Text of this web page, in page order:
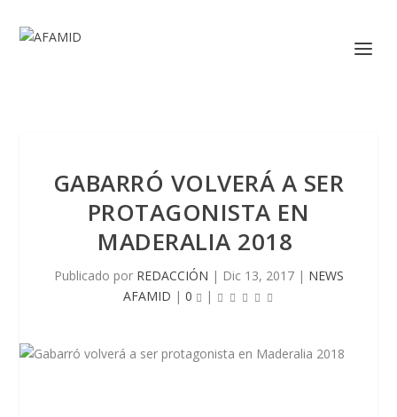
GABARRÓ VOLVERÁ A SER
PROTAGONISTA EN
MADERALIA 2018
Publicado por REDACCIÓN | Dic 13, 2017| NEWS
AFAMID | 0 |